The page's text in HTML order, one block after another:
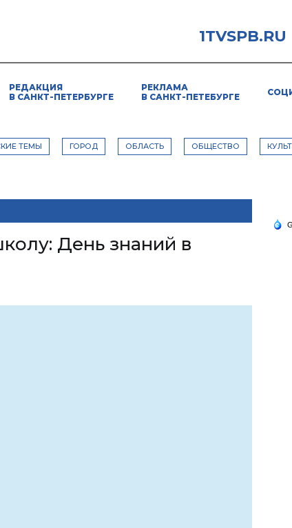
1TVSPB.RU
РЕДАКЦИЯ
В САНКТ-ПЕТЕРБУРГЕ
РЕКЛАМА
В САНКТ-ПЕТЕБУРГЕ
ТЕМЫ ГОРОД ОБЛАСТЬ ОБЩЕСТВО
День знаний в